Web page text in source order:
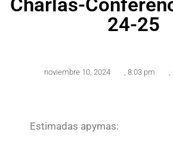
24-25
noviembre 10, 2024 8:03 pm
Estimadas apymas: